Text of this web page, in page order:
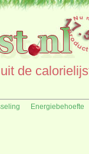
de
Energiebehoefte